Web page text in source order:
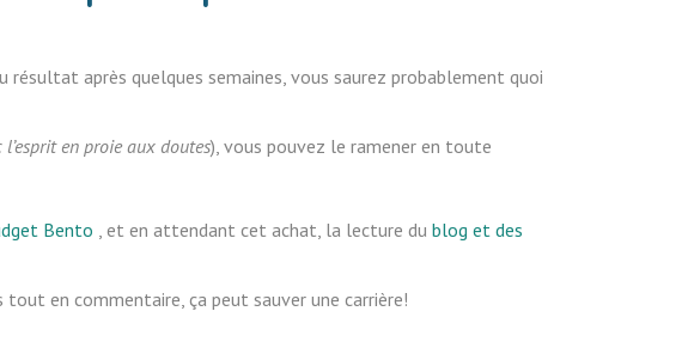
après quelques semaines, vous saurez probablement quoi
en proie aux doutes), vous pouvez le ramener en toute
Bento , et en attendant cet achat, la lecture du blog et des
tout en commentaire, ça peut sauver une carrière!